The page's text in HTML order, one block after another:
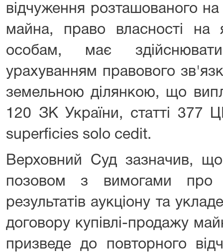
відчуження розташованого
майна, право власності на
особам, має
урахуванням правового
земельною ділянкою, що
120 ЗК України, статті 377
superficies solo cedit.
Верховний Суд зазначив,
позовом з вимогами про
результатів аукціону та
договору купівлі-продажу
призведе до повторного